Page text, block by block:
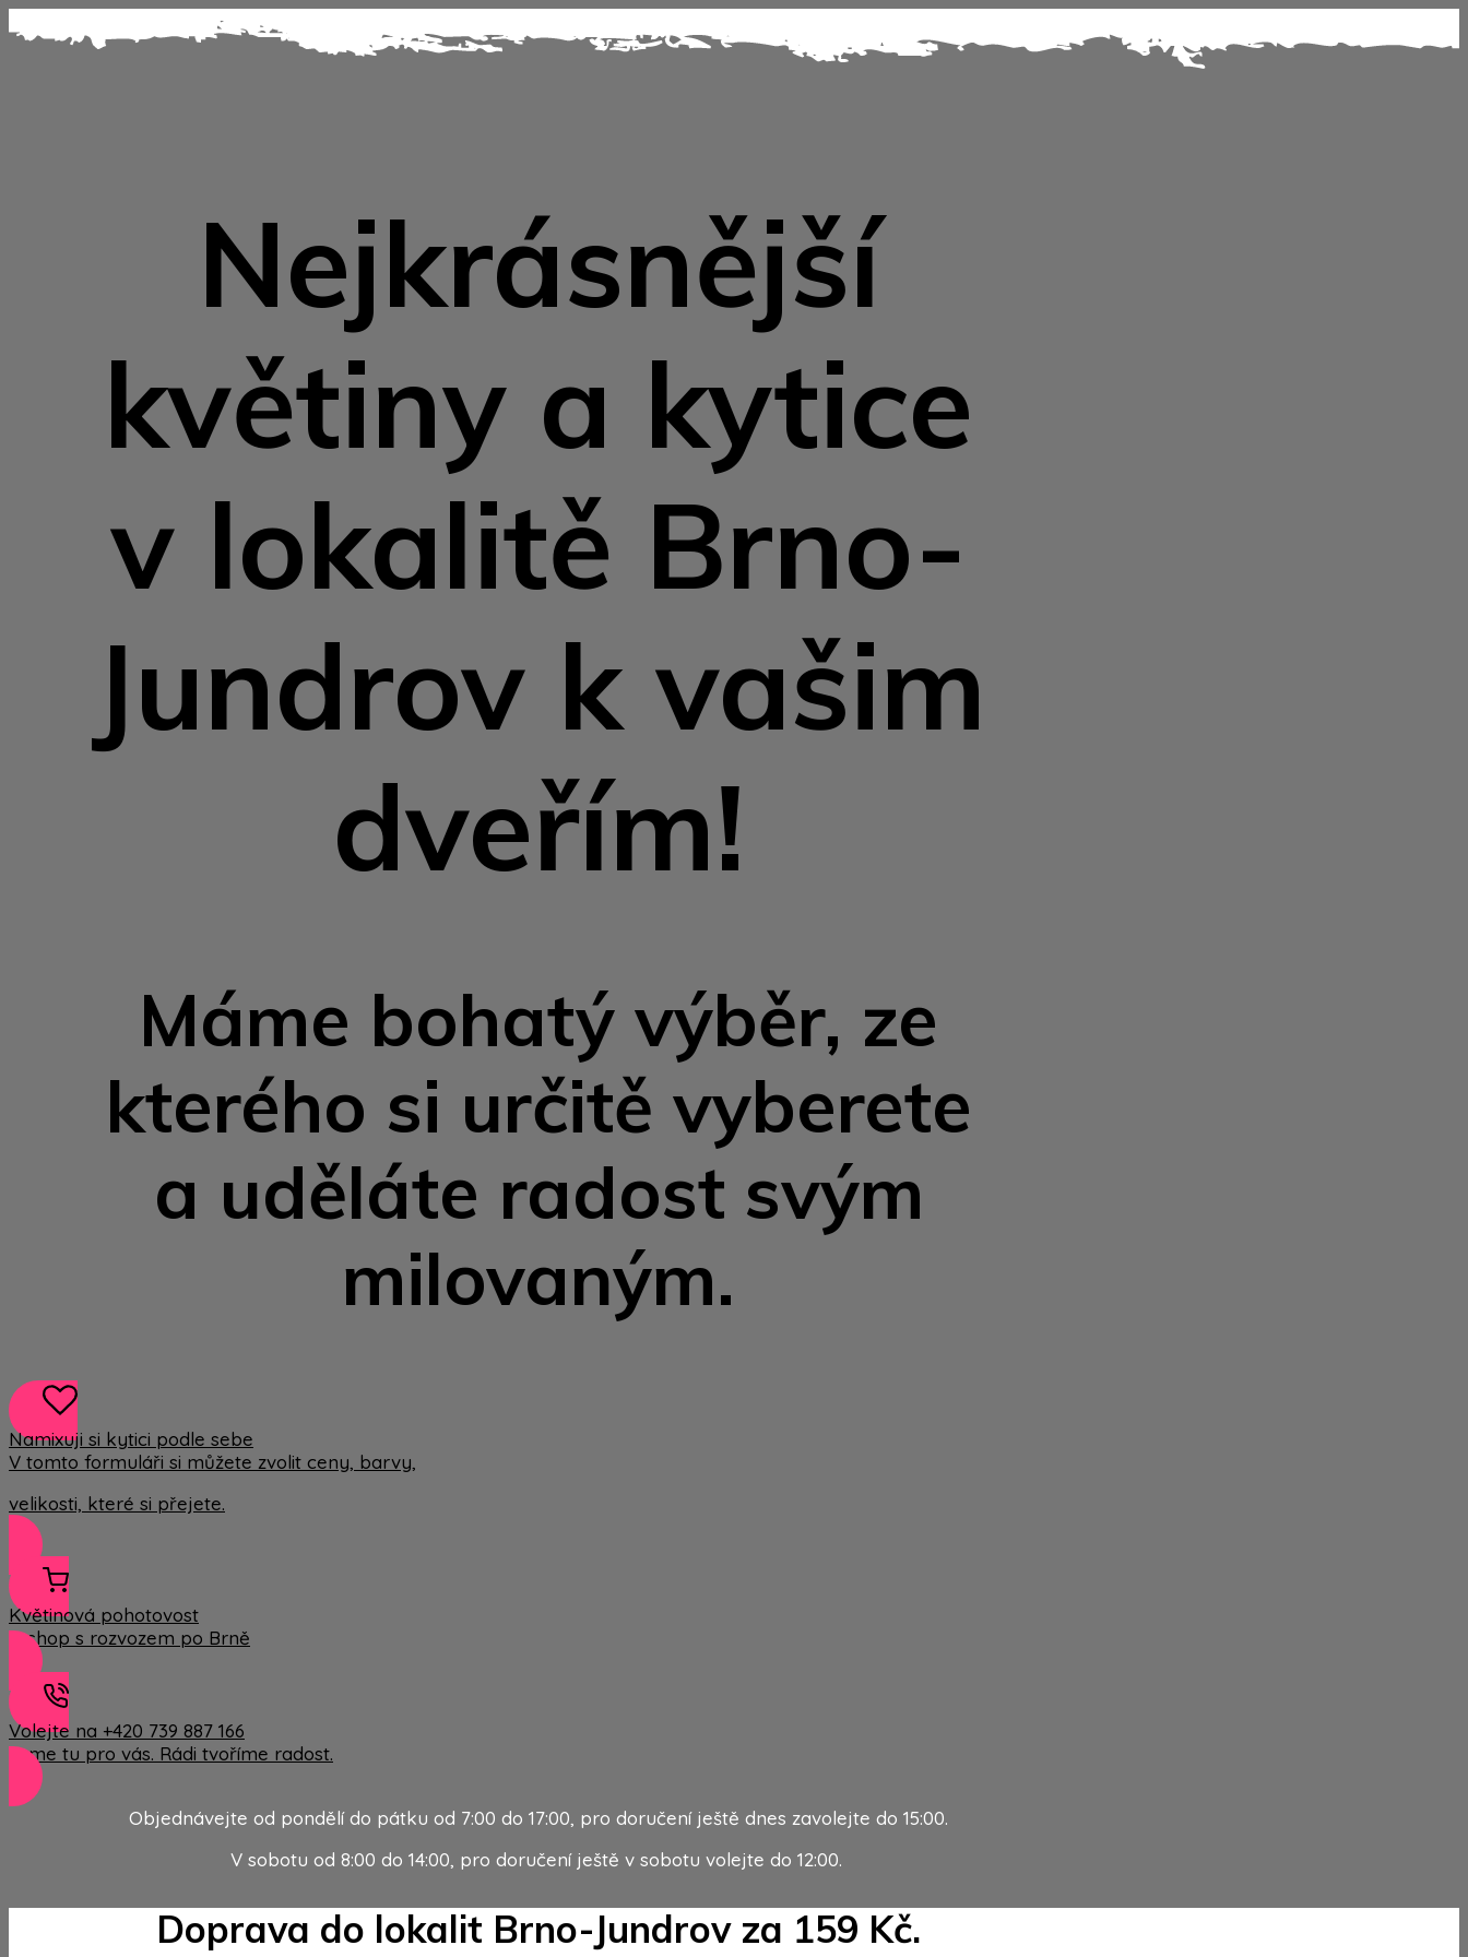
Nejkrásnější
květiny a kytice
v lokalitě Brno-
Jundrov k vašim
dveřím!
Máme bohatý výběr, ze
kterého si určitě vyberete
a uděláte radost svým
milovaným.
Namixuji si kytici podle sebe
V tomto formuláři si můžete zvolit ceny, barvy,
velikosti, které si přejete.
Květinová pohotovost
E-shop s rozvozem po Brně
Volejte na +420 739 887 166
Jsme tu pro vás. Rádi tvoříme radost.
Objednávejte od pondělí do pátku od 7:00 do 17:00, pro doručení ještě dnes zavolejte do 15:00.
V sobotu od 8:00 do 14:00, pro doručení ještě v sobotu volejte do 12:00.
Doprava do lokalit Brno-Jundrov za 159 Kč.